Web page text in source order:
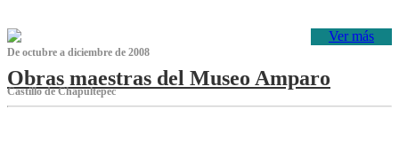
Ver más
De octubre a diciembre de 2008
Obras maestras del Museo Amparo
Castillo de Chapultepec